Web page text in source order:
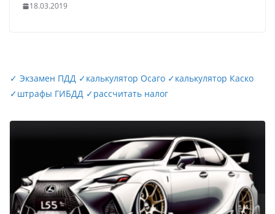
18.03.2019
✓ Экзамен ПДД ✓калькулятор Осаго ✓калькулятор Каско
✓штрафы ГИБДД ✓рассчитать налог